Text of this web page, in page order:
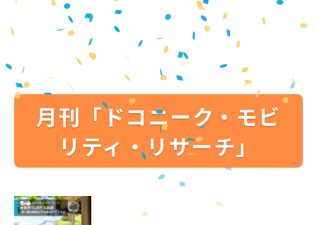
月刊「ドコニーク・モビ
リティ・リサーチ」